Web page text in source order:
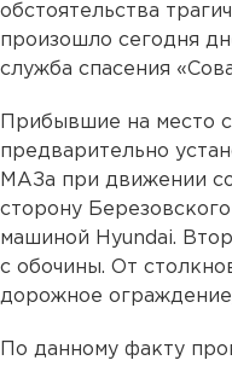
обстоятельства
произошло сегодня
служба спасения
Прибывшие на место
предварительно
МАЗа при движении
сторону
машиной Hyundai.
с обочины. От
дорожное
По данному факту